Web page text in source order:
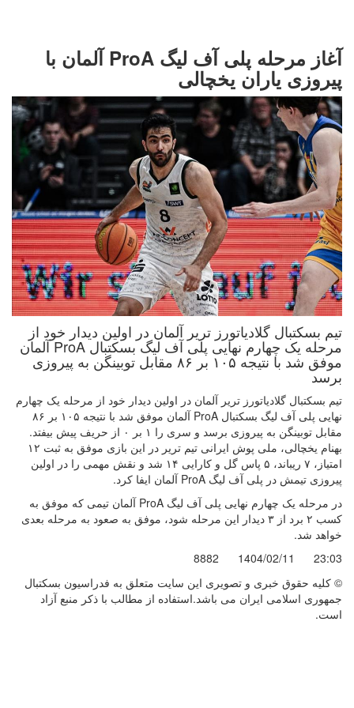
آغاز مرحله پلی آف لیگ ProA آلمان با
پیروزی یاران یخچالی
تیم بسکتبال گلادیاتورز تریر آلمان در اولین دیدار خود از
مرحله یک چهارم نهایی پلی آف لیگ بسکتبال ProA آلمان
موفق شد با نتیجه ۱۰۵ بر ۸۶ مقابل توبینگن به پیروزی
برسد
تیم بسکتبال گلادیاتورز تریر آلمان در اولین دیدار خود از مرحله یک چهارم
نهایی پلی آف لیگ بسکتبال ProA آلمان موفق شد با نتیجه ۱۰۵ بر ۸۶
مقابل توبینگن به پیروزی برسد و سری را ۱ بر ۰ از حریف پیش بیفتد.
بهنام یخچالی، ملی پوش ایرانی تیم تریر در این بازی موفق به ثبت ۱۲
امتیاز، ۷ ریباند، ۵ پاس گل و کارایی ۱۴ شد و نقش مهمی را در اولین
پیروزی تیمش در پلی آف لیگ ProA آلمان ایفا کرد.
در مرحله یک چهارم نهایی پلی آف لیگ ProA آلمان تیمی که موفق به
کسب ۲ برد از ۳ دیدار این مرحله شود، موفق به صعود به مرحله بعدی
خواهد شد.
23:03
1404/02/11
8882
© کليه حقوق خبری و تصويری اين سايت متعلق به فدراسیون بسکتبال
جمهوری اسلامی ایران می باشد.استفاده از مطالب با ذكر منبع آزاد
است.